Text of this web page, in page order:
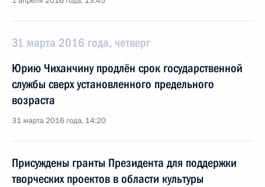
31 марта 2016 года, четверг
Юрию Чиханчину продлён срок государственной
службы сверх установленного предельного
возраста
31 марта 2016 года, 14:20
Присуждены гранты Президента для поддержки
творческих проектов в области культуры